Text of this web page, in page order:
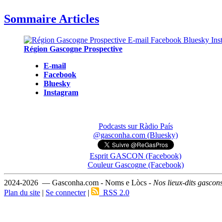
Sommaire Articles
Région Gascogne Prospective
E-mail
Facebook
Bluesky
Instagram
Podcasts sur Ràdio País
@gasconha.com (Bluesky)
Esprit GASCON (Facebook)
Couleur Gascogne (Facebook)
2024-2026 — Gasconha.com - Noms e Lòcs - Nos lieux-dits
Plan du site | Se connecter| RSS 2.0